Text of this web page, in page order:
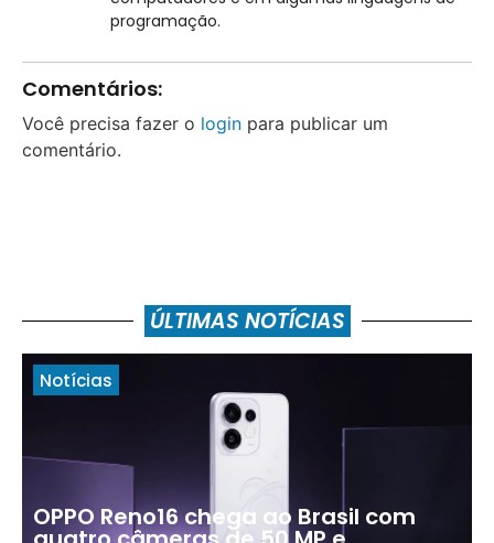
programação.
Comentários:
Você precisa fazer o login para publicar um
comentário.
ÚLTIMAS NOTÍCIAS
Notícias
OPPO Reno16 chega ao Brasil com